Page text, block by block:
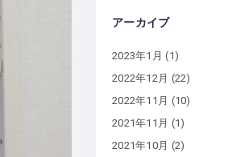
アーカイブ
2023年1月 (1)
2022年12月 (22)
2022年11月 (10)
2021年11月 (1)
2021年10月 (2)